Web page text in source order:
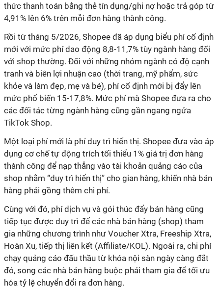
thức thanh toán bằng thẻ tín dụng/ghi nợ hoặc trả góp từ
4,91% lên 6% trên mỗi đơn hàng thành công.
Rồi từ tháng 5/2026, Shopee đã áp dụng biểu phí cố định
mới với mức phí dao động 8,8-11,7% tùy ngành hàng đối
với shop thường. Đối với những nhóm ngành có độ cạnh
tranh và biên lợi nhuận cao (thời trang, mỹ phẩm, sức
khỏe và làm đẹp, mẹ và bé), phí cố định mới bị đẩy lên
mức phổ biến 15-17,8%. Mức phí mà Shopee đưa ra cho
các đối tác từng ngành hàng cũng gần ngang ngửa
TikTok Shop.
Một loại phí mới là phí duy trì hiển thị. Shopee đưa vào áp
dụng cơ chế tự động trích tối thiểu 1% giá trị đơn hàng
thành công để nạp thẳng vào tài khoản quảng cáo của
shop nhằm “duy trì hiển thị” cho gian hàng, khiến nhà bán
hàng phải gồng thêm chi phí.
Cùng với đó, phí dịch vụ và gói thúc đẩy bán hàng cũng
tiếp tục được duy trì để các nhà bán hàng (shop) tham
gia những chương trình như Voucher Xtra, Freeship Xtra,
Hoàn Xu, tiếp thị liên kết (Affiliate/KOL). Ngoài ra, chi phí
chạy quảng cáo đấu thầu từ khóa nội sàn ngày càng đắt
đỏ, song các nhà bán hàng buộc phải tham gia để tối ưu
hóa tỷ lệ chuyển đổi ra đơn hàng.